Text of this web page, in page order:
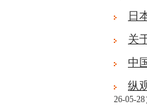
日
关
中
纵
26-05-28